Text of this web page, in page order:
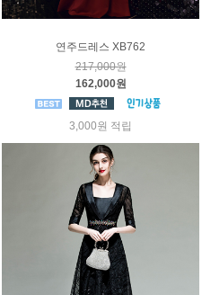
연주드레스 XB762
217,000원
162,000원
3,000원 적립